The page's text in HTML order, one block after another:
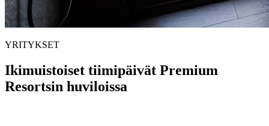
YRITYKSET
Ikimuistoiset tiimipäivät Premium
Resortsin huviloissa